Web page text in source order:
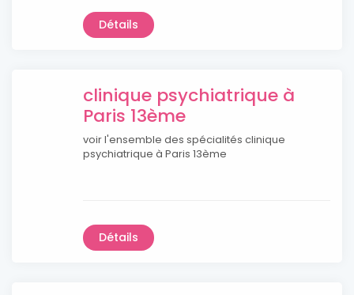
Détails
clinique psychiatrique à
Paris 13ème
voir l'ensemble des spécialités clinique
psychiatrique à Paris 13ème
Détails